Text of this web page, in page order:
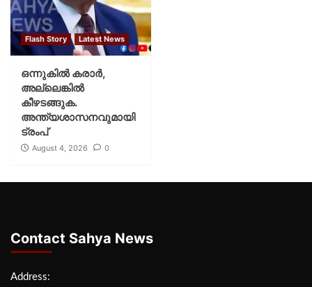
Flash Story Latest News
ഒന്നുകില്‍ കരാര്‍,
അല്ലെങ്കില്‍
കീഴടങ്ങുക.
അന്ത്യശാസനവുമായി
ട്രംപ്
August 4, 2026 0
Contact Sahya News
Address: